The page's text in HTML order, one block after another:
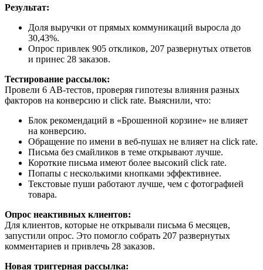
Результат:
Доля выручки от прямых коммуникаций выросла до
30,43%.
Опрос привлек 905 откликов, 207 развернутых ответов
и принес 28 заказов.
Тестирование рассылок:
Провели 6 AB-тестов, проверяя гипотезы влияния разных
факторов на конверсию и click rate. Выяснили, что:
Блок рекомендаций в «Брошенной корзине» не влияет
на конверсию.
Обращение по имени в веб-пушах не влияет на click rate.
Письма без смайликов в теме открывают лучше.
Короткие письма имеют более высокий click rate.
Попапы с несколькими кнопками эффективнее.
Текстовые пуши работают лучше, чем с фотографией
товара.
Опрос неактивных клиентов:
Для клиентов, которые не открывали письма 6 месяцев,
запустили опрос. Это помогло собрать 207 развернутых
комментариев и привлечь 28 заказов.
Новая триггерная рассылка: